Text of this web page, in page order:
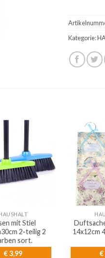
Kategorie:
mit Stiel
2-teilig 2
sort.
€3,99
14x12cm
€